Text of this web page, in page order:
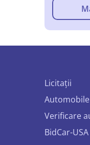
Licitații
Automobile
Verificare
BidCar-